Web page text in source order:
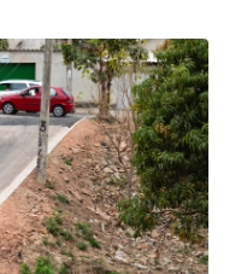
vive agora
de investimentos
de quem mais